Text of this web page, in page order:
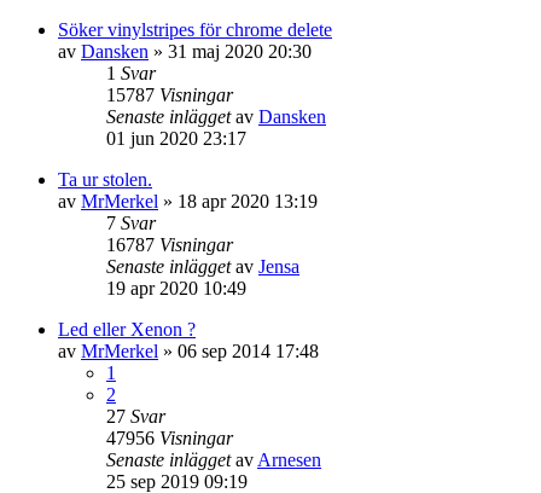
Söker vinylstripes för chrome delete
av Dansken » 31 maj 2020 20:30
1 Svar
15787 Visningar
Senaste inläggetav Dansken
01 jun 2020 23:17
Ta ur stolen.
av MrMerkel » 18 apr 2020 13:19
7 Svar
16787 Visningar
Senaste inläggetav Jensa
19 apr 2020 10:49
Led eller Xenon ?
av MrMerkel » 06 sep 2014 17:48
1
2
27 Svar
47956 Visningar
Senaste inläggetav Arnesen
25 sep 2019 09:19